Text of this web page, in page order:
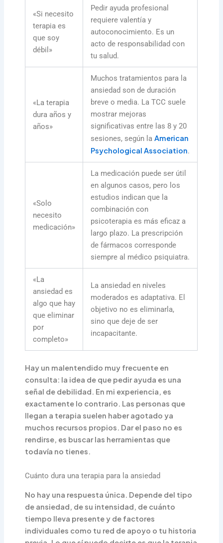
«Si necesito
terapia es
que soy
débil»
Pedir ayuda profesional
requiere valentía y
autoconocimiento. Es un
acto de responsabilidad con
tu salud.
«La terapia
dura años y
años»
Muchos tratamientos para la
ansiedad son de duración
breve o media. La TCC suele
mostrar mejoras
significativas entre las 8 y 20
sesiones, según laAmerican
Psychological Association.
«Solo
necesito
medicación»
La medicación puede ser útil
en algunos casos, pero los
estudios indican que la
combinación con
psicoterapia es más eficaz a
largo plazo. La prescripción
de fármacos corresponde
siempre al médico psiquiatra.
«La
ansiedad es
algo que hay
que eliminar
por
completo»
La ansiedad en niveles
moderados es adaptativa. El
objetivo no es eliminarla,
sino que deje de ser
incapacitante.
Hay un malentendido muy frecuente en
consulta: la idea de que pedir ayuda es una
señal de debilidad. En mi experiencia, es
exactamente lo contrario. Las personas que
llegan a terapia suelen haber agotado ya
muchos recursos propios. Dar el paso no es
rendirse, es buscar las herramientas que
todavía no tienes.
Cuánto dura una terapia para la ansiedad
No hay una respuesta única. Depende del tipo
de ansiedad, de su intensidad, de cuánto
tiempo lleva presente y de factores
individuales como tu red de apoyo o tu historia